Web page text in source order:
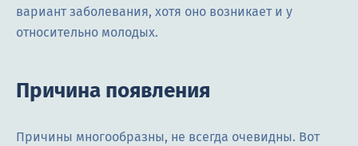
вариант заболевания, хотя оно возникает и у
относительно молодых.
Причина появления
Причины многообразны, не всегда очевидны. Вот